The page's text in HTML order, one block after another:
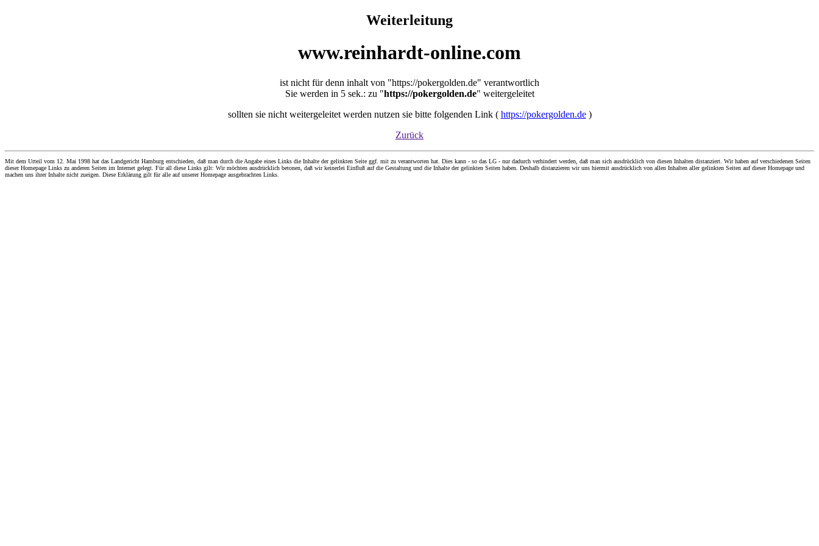
Weiterleitung
www.reinhardt-online.com
ist nicht für denn inhalt von "https://pokergolden.de" verantwortlich
Sie werden in 5 sek.: zu "https://pokergolden.de" weitergeleitet
sollten sie nicht weitergeleitet werden nutzen sie bitte folgenden Link ( https://pokergolden.de)
Zurück
Mit dem Urteil vom 12. Mai 1998 hat das Landgericht Hamburg entschieden, daß man durch die Angabe eines Links die Inhalte der gelinkten Seite ggf. mit zu verantworten hat. Dies kann - so das LG - nur dadurch verhindert werden, daß man sich ausdrücklich von diesen Inhalten distanziert. Wir haben auf verschiedenen Seiten
dieser Homepage Links zu anderen Seiten im Internet gelegt. Für all diese Links gilt: Wir möchten ausdrücklich betonen, daß wir keinerlei Einfluß auf die Gestaltung und die Inhalte der gelinkten Seiten haben. Deshalb distanzieren wir uns hiermit ausdrücklich von allen Inhalten aller gelinkten Seiten auf dieser Homepage und
machen uns ihrer Inhalte nicht zueigen. Diese Erklärung gilt für alle auf unserer Homepage ausgebrachten Links.